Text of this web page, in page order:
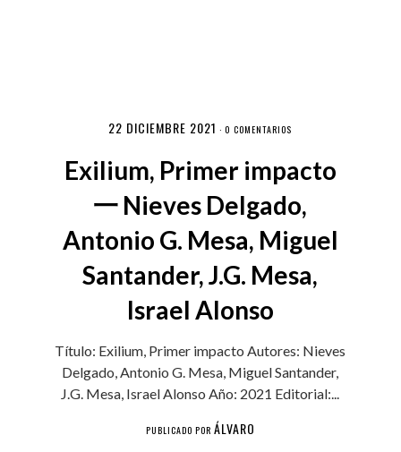
22 DICIEMBRE 2021 ·0 COMENTARIOS
Exilium, Primer impacto
一 Nieves Delgado,
Antonio G. Mesa, Miguel
Santander, J.G. Mesa,
Israel Alonso
Título: Exilium, Primer impacto Autores: Nieves
Delgado, Antonio G. Mesa, Miguel Santander,
J.G. Mesa, Israel Alonso Año: 2021 Editorial:...
PUBLICADO POR ÁLVARO